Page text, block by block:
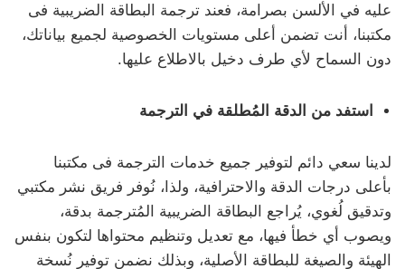
عليه في الألسن بصرامة، فعند ترجمة البطاقة الضريبية فى
مكتبنا، أنت تضمن أعلى مستويات الخصوصية لجميع بياناتك،
دون السماح لأي طرف دخيل بالاطلاع عليها.
استفد من الدقة المُطلقة في الترجمة
لدينا سعي دائم لتوفير جميع خدمات الترجمة فى مكتبنا
بأعلى درجات الدقة والاحترافية، ولذا، نُوفر فريق نشر مكتبي
وتدقيق لُغوي، يُراجع البطاقة الضريبية المُترجمة بدقة،
ويصوب أي خطأ فيها، مع تعديل وتنظيم محتواها لتكون بنفس
الهيئة والصيغة للبطاقة الأصلية، وبذلك نضمن توفير نُسخة